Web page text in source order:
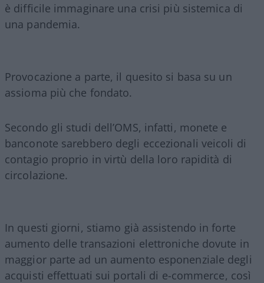
è difficile immaginare una crisi più sistemica di
una pandemia.
Provocazione a parte, il quesito si basa su un
assioma più che fondato.
Secondo gli studi dell’OMS, infatti, monete e
banconote sarebbero degli eccezionali veicoli di
contagio proprio in virtù della loro rapidità di
circolazione.
In questi giorni, stiamo già assistendo in forte
aumento delle transazioni elettroniche dovute in
maggior parte ad un aumento esponenziale degli
acquisti effettuati sui portali di e-commerce, così